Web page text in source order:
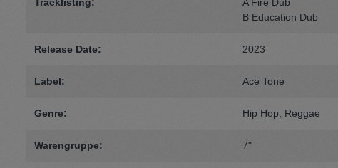
B Education Dub
Release Date: 2023
Label: Ace Tone
Genre: Hip Hop , Reggae
Warengruppe: 7"